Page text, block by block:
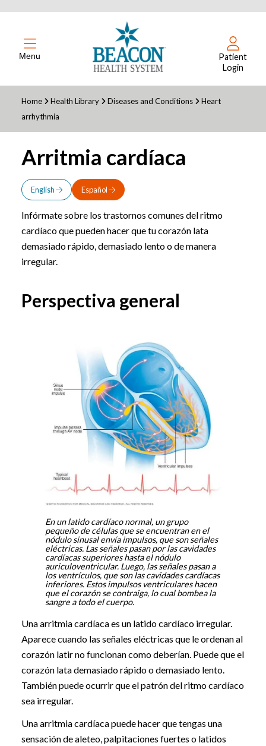
Menu
Patient
Login
Home Health Library Diseases and Conditions
Heart
arrhythmia
Arritmia cardíaca
English Español
Infórmate sobre los trastornos comunes del ritmo
cardíaco que pueden hacer que tu corazón lata
demasiado rápido, demasiado lento o de manera
irregular.
Perspectiva general
En un latido cardíaco normal, un grupo
pequeño de células que se encuentran en el
nódulo sinusal envía impulsos, que son señales
eléctricas. Las señales pasan por las cavidades
cardíacas superiores hasta el nódulo
auriculoventricular. Luego, las señales pasan a
los ventrículos, que son las cavidades cardíacas
inferiores. Estos impulsos ventriculares hacen
que el corazón se contraiga, lo cual bombea la
sangre a todo el cuerpo.
Una arritmia cardíaca es un latido cardíaco irregular.
Aparece cuando las señales eléctricas que le ordenan al
corazón latir no funcionan como deberían. Puede que el
corazón lata demasiado rápido o demasiado lento.
También puede ocurrir que el patrón del ritmo cardíaco
sea irregular.
Una arritmia cardíaca puede hacer que tengas una
sensación de aleteo, palpitaciones fuertes o latidos